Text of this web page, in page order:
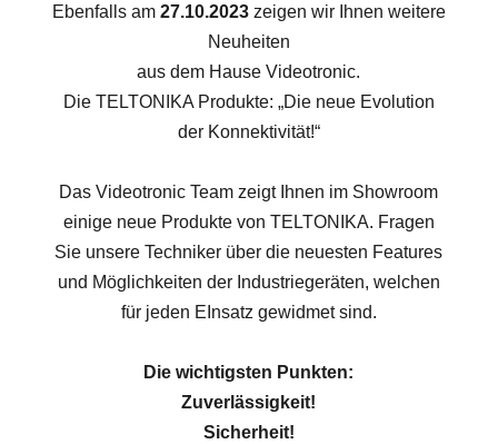
Ebenfalls am27.10.2023zeigen wir Ihnen weitere
Neuheiten
aus dem Hause Videotronic.
Die TELTONIKA Produkte: „Die neue Evolution
der Konnektivität!“
Das Videotronic Team zeigt Ihnen im Showroom
einige neue Produkte von TELTONIKA. Fragen
Sie unsere Techniker über die neuesten Features
und Möglichkeiten der Industriegeräten, welchen
für jeden EInsatz gewidmet sind.
Die wichtigsten Punkten:
Zuverlässigkeit!
Sicherheit!